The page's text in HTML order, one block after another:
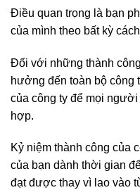
Điều quan trọng là bạn
của mình theo bất kỳ
Đối với những thành
hưởng đến toàn bộ công
của công ty để mọi
hợp.
Kỷ niệm thành công của
của bạn dành thời gian
đạt được thay vì lao vào